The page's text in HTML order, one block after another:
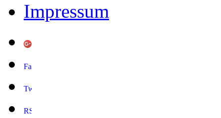
Impressum